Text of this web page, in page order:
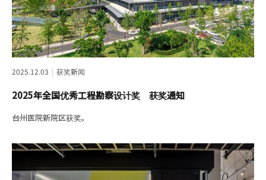
2025.12.03 获奖新闻
2025年全国优秀工程勘察设计奖 获奖通知
台州医院新院区获奖。